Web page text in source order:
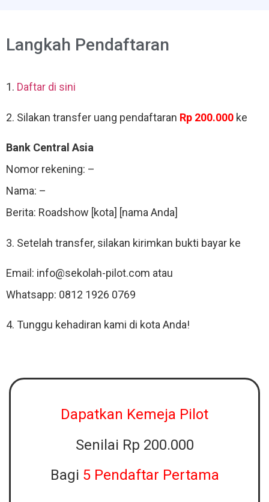
Langkah Pendaftaran
1. Daftar di sini
2. Silakan transfer uang pendaftaran Rp 200.000 ke
Bank Central Asia
Nomor rekening: –
Nama: –
Berita: Roadshow [kota] [nama Anda]
3. Setelah transfer, silakan kirimkan bukti bayar ke
Email: info@sekolah-pilot.com atau
Whatsapp: 0812 1926 0769
4. Tunggu kehadiran kami di kota Anda!
Dapatkan Kemeja Pilot
Senilai Rp 200.000
Bagi 5 Pendaftar Pertama